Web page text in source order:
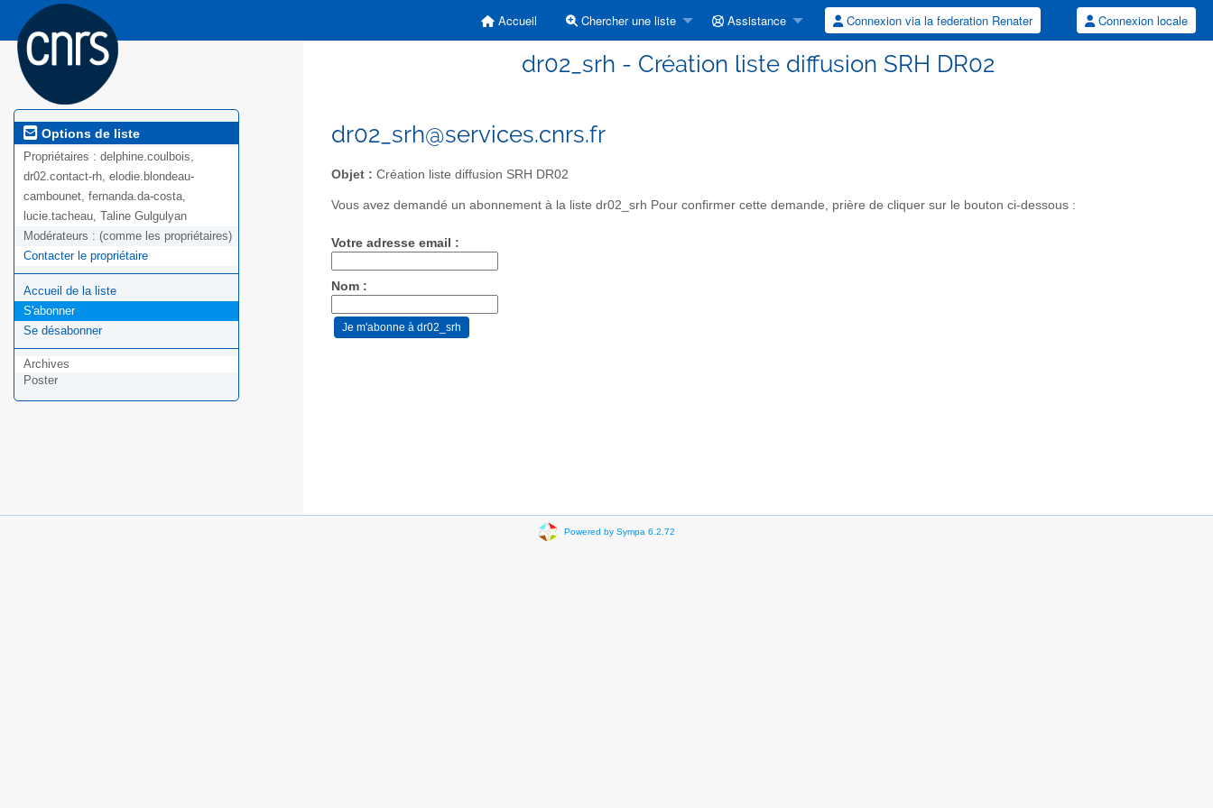
Accueil Chercher une liste Assistance Connexion via la federation Renater Connexion locale
dr02_srh - Création liste diffusion SRH DR02
Options de liste
Propriétaires : delphine.coulbois,
dr02.contact-rh, elodie.blondeau-
cambounet, fernanda.da-costa,
lucie.tacheau, Taline Gulgulyan
Modérateurs : (comme les propriétaires)
Contacter le propriétaire
Accueil de la liste
S'abonner
Se désabonner
Archives
Poster
dr02_srh@services.cnrs.fr
Objet : Création liste diffusion SRH DR02
Vous avez demandé un abonnement à la liste dr02_srh Pour confirmer cette demande, prière de cliquer sur le bouton ci-dessous :
Votre adresse email :
Nom :
Powered by Sympa 6.2.72